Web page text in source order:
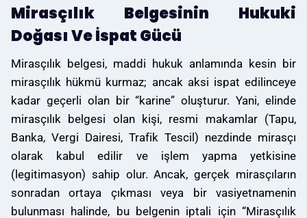
Mirasçılık Belgesinin Hukuki
Doğası Ve İspat Gücü
Mirasçılık belgesi, maddi hukuk anlamında kesin bir
mirasçılık hükmü kurmaz; ancak aksi ispat edilinceye
kadar geçerli olan bir “karine” oluşturur. Yani, elinde
mirasçılık belgesi olan kişi, resmi makamlar (Tapu,
Banka, Vergi Dairesi, Trafik Tescil) nezdinde mirasçı
olarak kabul edilir ve işlem yapma yetkisine
(legitimasyon) sahip olur. Ancak, gerçek mirasçıların
sonradan ortaya çıkması veya bir vasiyetnamenin
bulunması halinde, bu belgenin iptali için “Mirasçılık